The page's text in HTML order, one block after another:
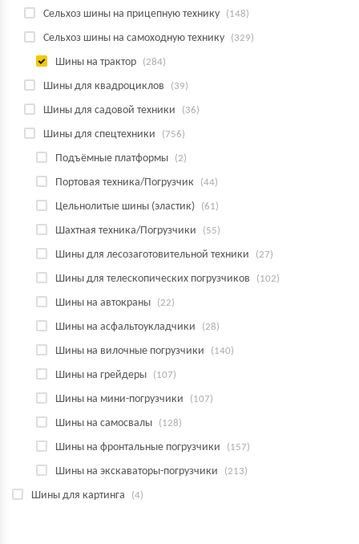
Сельхоз шины на прицепную технику (148)
Сельхоз шины на самоходную технику (329)
Шины на трактор (284)
Шины для квадроциклов (39)
Шины для садовой техники (36)
Шины для спецтехники (756)
Подъёмные платформы (2)
Портовая техника/Погрузчик (44)
Цельнолитые шины (эластик) (61)
Шахтная техника/Погрузчики (55)
Шины для лесозаготовительной техники (27)
Шины для телескопических погрузчиков (102)
Шины на автокраны (22)
Шины на асфальтоукладчики (28)
Шины на вилочные погрузчики (140)
Шины на грейдеры (107)
Шины на мини-погрузчики (107)
Шины на самосвалы (128)
Шины на фронтальные погрузчики (157)
Шины на экскаваторы-погрузчики (213)
Шины для картинга (4)